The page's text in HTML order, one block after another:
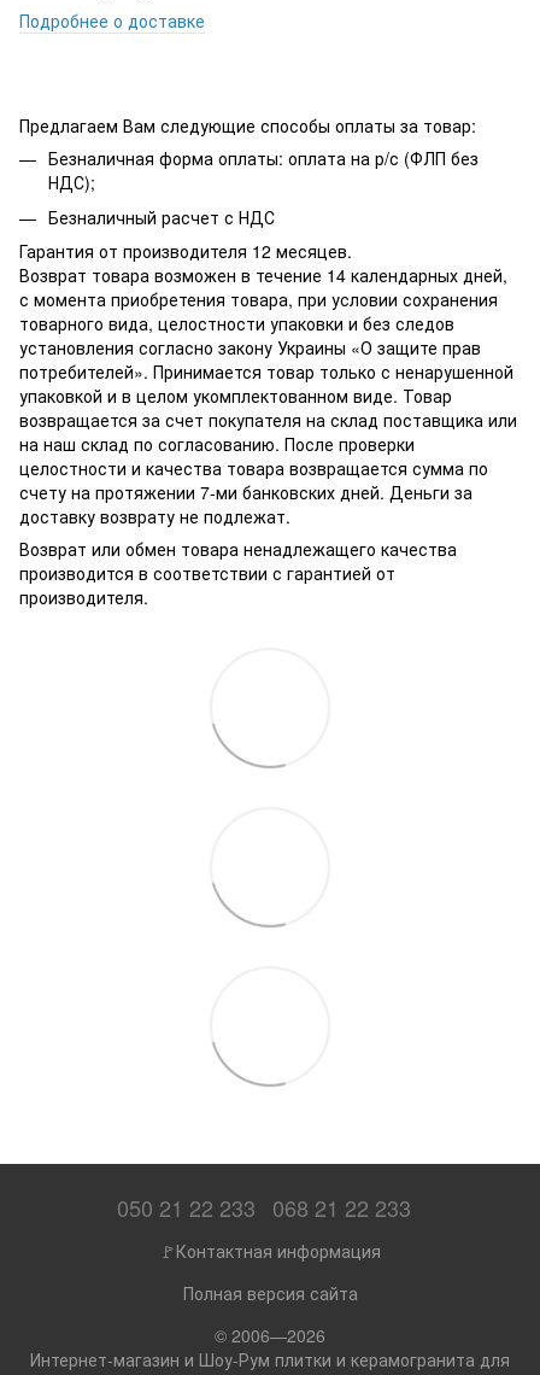
Подробнее о доставке
Предлагаем Вам следующие способы оплаты за товар:
Безналичная форма оплаты: оплата на р/с (ФЛП без
НДС);
Безналичный расчет с НДС
Гарантия от производителя 12 месяцев.
Возврат товара возможен в течение 14 календарных дней,
с момента приобретения товара, при условии сохранения
товарного вида, целостности упаковки и без следов
установления согласно закону Украины «О защите прав
потребителей». Принимается товар только с ненарушенной
упаковкой и в целом укомплектованном виде. Товар
возвращается за счет покупателя на склад поставщика или
на наш склад по согласованию. После проверки
целостности и качества товара возвращается сумма по
счету на протяжении 7-ми банковских дней. Деньги за
доставку возврату не подлежат.
Возврат или обмен товара ненадлежащего качества
производится в соответствии с гарантией от
производителя.
050 21 22 233 068 21 22 233
🚩Контактная информация
Полная версия сайта
© 2006—2026
Интернет-магазин и Шоу-Рум плитки и керамогранита для